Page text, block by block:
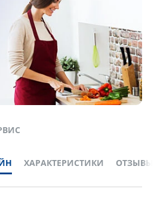
ХАРАКТЕРИСТИКИ ОТЗЫВЫ